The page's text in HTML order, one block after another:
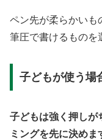
ペン先が柔らかいも
筆圧で書けるものを
子どもが使う場
子どもは強く押しが
ミングを先に決めま